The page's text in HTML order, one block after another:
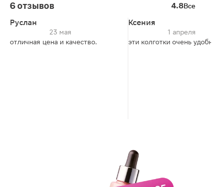
6 отзывов 4.8Все
Руслан
23 мая
отличная цена и качество.
Ксения
1 апреля
эти колготки очень удобные